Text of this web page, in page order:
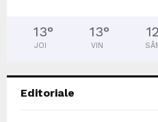
13°
JOI
13°
VIN
12
Editoriale